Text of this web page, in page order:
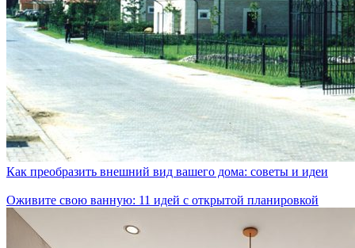
Как преобразить внешний вид вашего дома: советы и идеи
Оживите свою ванную: 11 идей с открытой планировкой